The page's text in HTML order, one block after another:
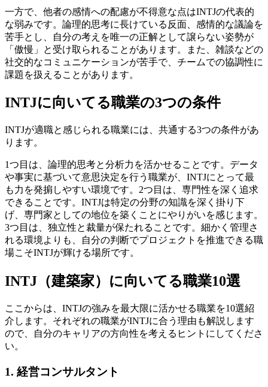
一方で、他者の感情への配慮が不得意な点はINTJの代表的
な弱みです。論理的思考に長けている反面、感情的な議論を
苦手とし、自分の考えを唯一の正解として譲らない姿勢が
「傲慢」と受け取られることがあります。また、雑談などの
社交的なコミュニケーションが苦手で、チームでの協調性に
課題を扱えることがあります。
INTJに向いてる職業の3つの条件
INTJが適職と感じられる職業には、共通する3つの条件があ
ります。
1つ目は、論理的思考と分析力を活かせることです。データ
や事実に基づいて意思決定を行う職業が、INTJにとって最
も力を発掮しやすい環境です。2つ目は、専門性を深く追求
できることです。INTJは特定の分野の知識を深く掛り下
げ、専門家としての地位を築くことにやりがいを感じます。
3つ目は、独立性と裁量が保たれることです。細かく管理さ
れる環境よりも、自分の判断でプロジェクトを推進できる職
場こそINTJが輝ける場所です。
INTJ（建築家）に向いてる職業10選
ここからは、INTJの強みを最大限に活かせる職業を10選紹
介します。それぞれの職業がINTJに合う理由も解説します
ので、自分のキャリアの方向性を考えるヒントにしてくださ
い。
1. 経営コンサルタント